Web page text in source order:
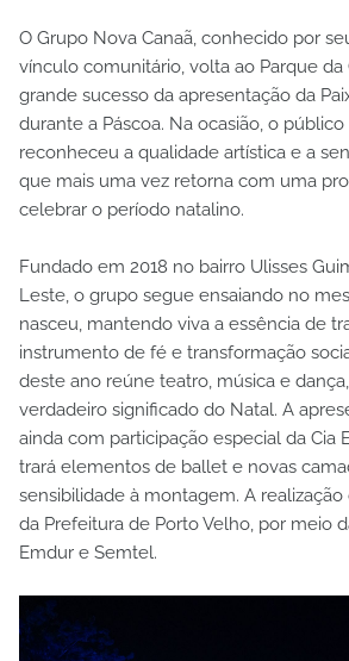
O Grupo Nova Canaã, conhecido por
vínculo comunitário, volta ao Parque da
grande sucesso da apresentação da
durante a Páscoa. Na ocasião, o
reconheceu a qualidade artística e a
que mais uma vez retorna com uma
celebrar o período natalino.
Fundado em 2018 no bairro Ulisses
Leste, o grupo segue ensaiando no
nasceu, mantendo viva a essência de
instrumento de fé e transformação
deste ano reúne teatro, música e
verdadeiro significado do Natal. A
ainda com participação especial da Cia
trará elementos de ballet e novas
sensibilidade à montagem. A
da Prefeitura de Porto Velho, por meio
Emdur e Semtel.